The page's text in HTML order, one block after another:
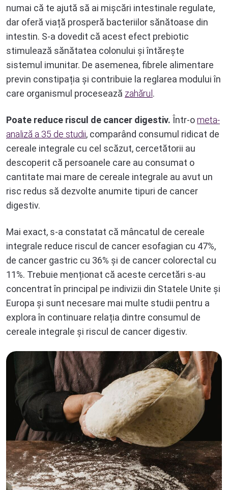
numai că te ajută să ai mișcări intestinale regulate,
dar oferă viață prosperă bacteriilor sănătoase din
intestin. S-a dovedit că acest efect prebiotic
stimulează sănătatea colonului și întărește
sistemul imunitar. De asemenea, fibrele alimentare
previn constipația și contribuie la reglarea modului în
care organismul procesează zahărul .
Poate reduce riscul de cancer digestiv. Într-ometa-
analiză a 35 de studii, comparând consumul ridicat de
cereale integrale cu cel scăzut, cercetătorii au
descoperit că persoanele care au consumat o
cantitate mai mare de cereale integrale au avut un
risc redus să dezvolte anumite tipuri de cancer
digestiv.
Mai exact, s-a constatat că mâncatul de cereale
integrale reduce riscul de cancer esofagian cu 47%,
de cancer gastric cu 36% și de cancer colorectal cu
11%. Trebuie menționat că aceste cercetări s-au
concentrat în principal pe indivizii din Statele Unite și
Europa și sunt necesare mai multe studii pentru a
explora în continuare relația dintre consumul de
cereale integrale și riscul de cancer digestiv.